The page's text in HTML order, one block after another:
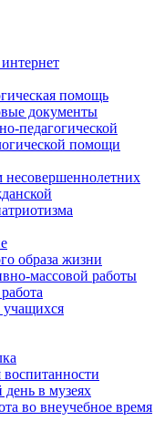
помощь
документы
педагогической
помощи
образа жизни
массовой работы
учащихся
в музеях
во внеучебное время